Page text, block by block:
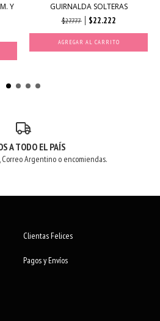
Y
GUIRNALDA SOLTERAS
$27.777 $22.222
A TODO EL PAÍS
Argentino o encomiendas.
Clientas Felices
Pagos y Envíos